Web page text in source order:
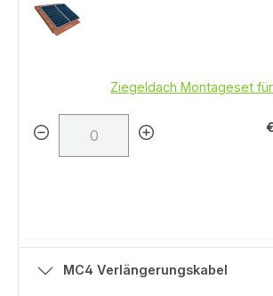
Ziegeldach Montageset
MC4 Verlängerungskabel